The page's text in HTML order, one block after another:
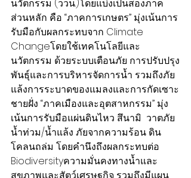
นวัตกรรม (ววน.)โดยแบ่งเป็นสองภาค
ส่วนหลัก คือ “ภาคการเกษตร” มุ่งเน้นการ
รับมือกับผลกระทบจาก Climate
Changeโดยใช้เทคโนโลยีและ
นวัตกรรม ด้วยระบบเตือนภัย การปรับปรุง
พันธุ์และการบริหารจัดการน้ำ รวมถึงภัย
แล้งการระบาดของแมลงและการกัดเซาะ
ชายฝั่ง “ภาคเมืองและอุตสาหกรรม” มุ่ง
เน้นการรับมือแผ่นดินไหว สึนามิ  วาตภัย
น้ำท่วม/น้ำแล้ง ภัยจากความร้อน ดิน
โคลนถล่ม โดยคำนึงถึงผลกระทบต่อ
Biodiversityความมั่นคงทางน้ำและ
สุขภาพและสัตว์เศรษฐกิจ รวมถึงมีแผน